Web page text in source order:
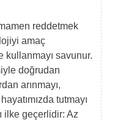
reddetmek
amaç
savunur.
doğrudan
arınmayı,
tutmayı
ilke geçerlidir: Az